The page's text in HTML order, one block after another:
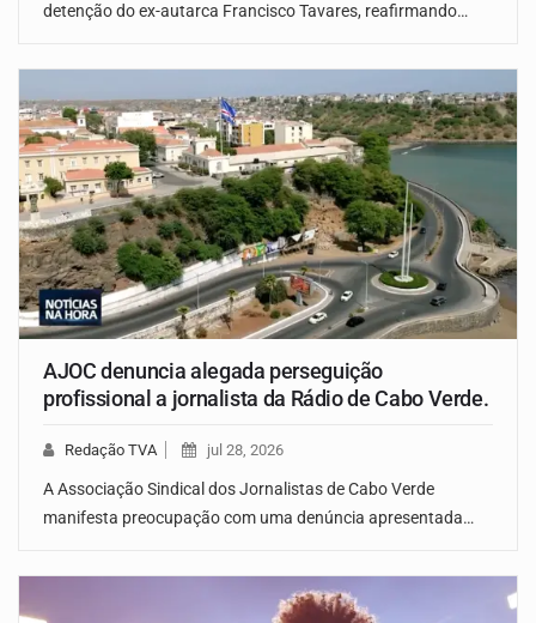
detenção do ex-autarca Francisco Tavares, reafirmando…
AJOC denuncia alegada perseguição
profissional a jornalista da Rádio de Cabo Verde.
Redação TVA jul 28, 2026
A Associação Sindical dos Jornalistas de Cabo Verde
manifesta preocupação com uma denúncia apresentada…